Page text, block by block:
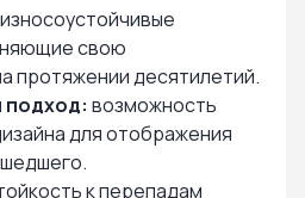
износоустойчивые
свою
протяжении десятилетий.
подход: возможность
для отображения
к перепадам